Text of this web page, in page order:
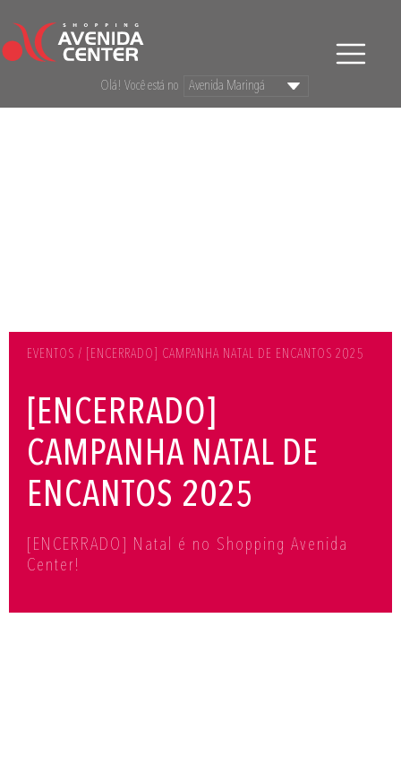
Olá! Você está no
EVENTOS / [ENCERRADO] CAMPANHA NATAL DE ENCANTOS 2025
[ENCERRADO]
CAMPANHA NATAL DE
ENCANTOS 2025
[ENCERRADO] Natal é no Shopping Avenida
Center!